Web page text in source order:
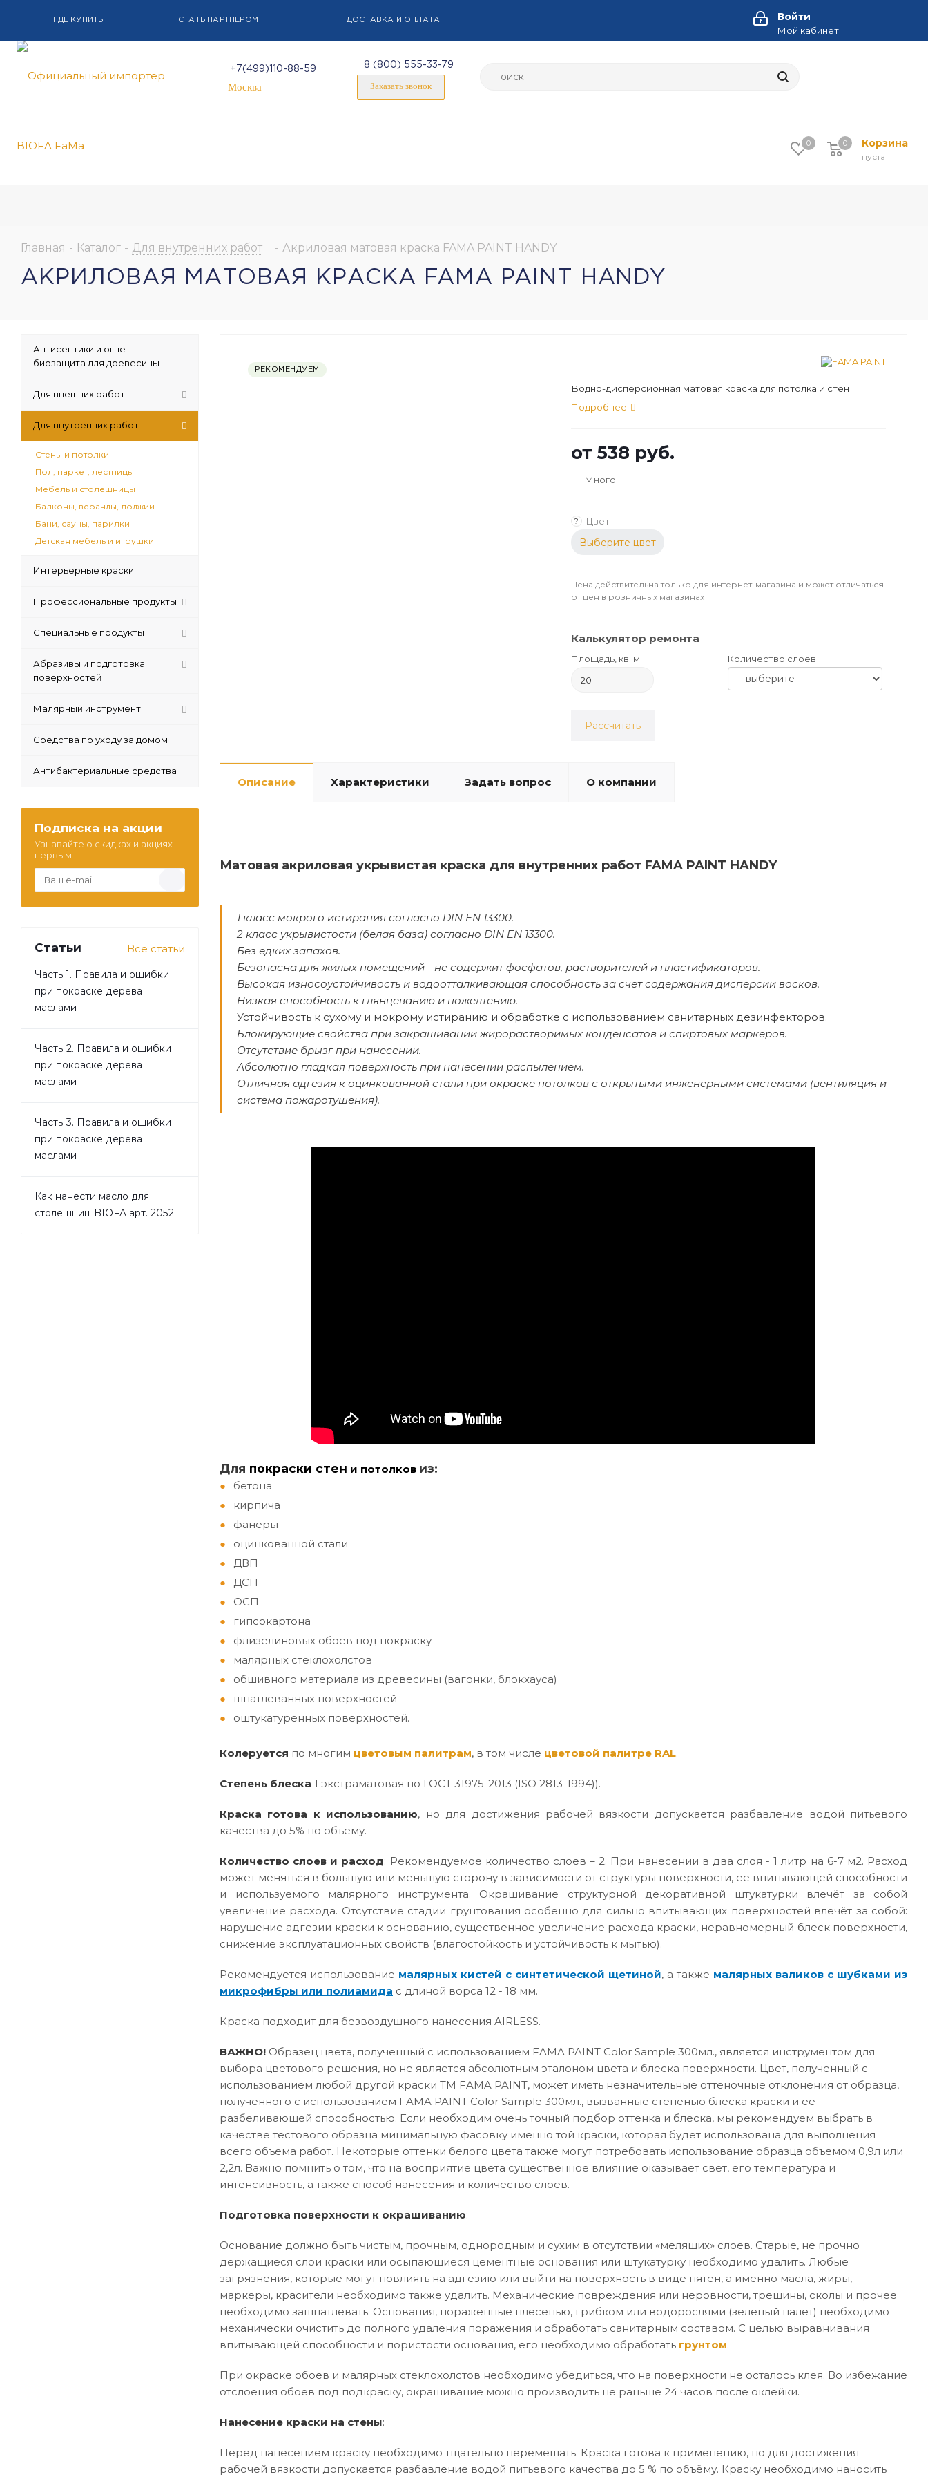
ГДЕ КУПИТЬ СТАТЬ ПАРТНЕРОМ ДОСТАВКА И ОПЛАТА Войти
Мой кабинет
+7(499)110-88-59
Москва
8 (800) 555-33-79
Заказать звонок
0 Корзина
пуста
0
Главная - Каталог - Для внутренних работ - Акриловая матовая краска FAMA PAINT HANDY
АКРИЛОВАЯ МАТОВАЯ КРАСКА FAMA PAINT HANDY
РЕКОМЕНДУЕМ
Водно-дисперсионная матовая краска для потолка и стен
Подробнее
от 538 руб.
Много
? Цвет
Выберите цвет
Цена действительна только для интернет-магазина и может отличаться
от цен в розничных магазинах
Калькулятор ремонта
Площадь, кв. м Количество слоев
Рассчитать
Описание Характеристики Задать вопрос О компании
Матовая акриловая укрывистая краска для внутренних работ FAMA PAINT HANDY
1 класс мокрого истирания согласно DIN EN 13300.
2 класс укрывистости (белая база) согласно DIN EN 13300.
Без едких запахов.
Безопасна для жилых помещений - не содержит фосфатов, растворителей и пластификаторов.
Высокая износоустойчивость и водоотталкивающая способность за счет содержания дисперсии восков.
Низкая способность к глянцеванию и пожелтению.
Устойчивость к сухому и мокрому истиранию и обработке с использованием санитарных дезинфекторов.
Блокирующие свойства при закрашивании жирорастворимых конденсатов и спиртовых маркеров.
Отсутствие брызг при нанесении.
Абсолютно гладкая поверхность при нанесении распылением.
Отличная адгезия к оцинкованной стали при окраске потолков с открытыми инженерными системами (вентиляция и
система пожаротушения).
Для покраски стен и потолков из:
бетона
кирпича
фанеры
оцинкованной стали
ДВП
ДСП
ОСП
гипсокартона
флизелиновых обоев под покраску
малярных стеклохолстов
обшивного материала из древесины (вагонки, блокхауса)
шпатлёванных поверхностей
оштукатуренных поверхностей.
Колеруется по многим цветовым палитрам, в том числе цветовой палитре RAL.
Степень блеска 1 экстраматовая по ГОСТ 31975-2013 (ISO 2813-1994)).
Краска готова к использованию, но для достижения рабочей вязкости допускается разбавление водой питьевого
качества до 5% по объему.
Количество слоев и расход: Рекомендуемое количество слоев – 2. При нанесении в два слоя - 1 литр на 6-7 м2. Расход
может меняться в большую или меньшую сторону в зависимости от структуры поверхности, её впитывающей способности
и используемого малярного инструмента. Окрашивание структурной декоративной штукатурки влечёт за собой
увеличение расхода. Отсутствие стадии грунтования особенно для сильно впитывающих поверхностей влечёт за собой:
нарушение адгезии краски к основанию, существенное увеличение расхода краски, неравномерный блеск поверхности,
снижение эксплуатационных свойств (влагостойкость и устойчивость к мытью).
Рекомендуется использование малярных кистей с синтетической щетиной, а также малярных валиков с шубками из
микрофибры или полиамида с длиной ворса 12 - 18 мм.
Краска подходит для безвоздушного нанесения AIRLESS.
ВАЖНО! Образец цвета, полученный с использованием FAMA PAINT Color Sample 300мл., является инструментом для
выбора цветового решения, но не является абсолютным эталоном цвета и блеска поверхности. Цвет, полученный с
использованием любой другой краски ТМ FAMA PAINT, может иметь незначительные оттеночные отклонения от образца,
полученного с использованием FAMA PAINT Color Sample 300мл., вызванные степенью блеска краски и её
разбеливающей способностью. Если необходим очень точный подбор оттенка и блеска, мы рекомендуем выбрать в
качестве тестового образца минимальную фасовку именно той краски, которая будет использована для выполнения
всего объема работ. Некоторые оттенки белого цвета также могут потребовать использование образца объемом 0,9л или
2,2л. Важно помнить о том, что на восприятие цвета существенное влияние оказывает свет, его температура и
интенсивность, а также способ нанесения и количество слоев.
Подготовка поверхности к окрашиванию:
Основание должно быть чистым, прочным, однородным и сухим в отсутствии «мелящих» слоев. Старые, не прочно
держащиеся слои краски или осыпающиеся цементные основания или штукатурку необходимо удалить. Любые
загрязнения, которые могут повлиять на адгезию или выйти на поверхность в виде пятен, а именно масла, жиры,
маркеры, красители необходимо также удалить. Механические повреждения или неровности, трещины, сколы и прочее
необходимо зашпатлевать. Основания, поражённые плесенью, грибком или водорослями (зелёный налёт) необходимо
механически очистить до полного удаления поражения и обработать санитарным составом. С целью выравнивания
впитывающей способности и пористости основания, его необходимо обработать грунтом.
При окраске обоев и малярных стеклохолстов необходимо убедиться, что на поверхности не осталось клея. Во избежание
отслоения обоев под подкраску, окрашивание можно производить не раньше 24 часов после оклейки.
Нанесение краски на стены:
Перед нанесением краску необходимо тщательно перемешать. Краска готова к применению, но для достижения
рабочей вязкости допускается разбавление водой питьевого качества до 5 % по объёму. Краску необходимо наносить
Антисептики и огне-
биозащита для древесины
Для внешних работ
Для внутренних работ
Стены и потолки
Пол, паркет, лестницы
Мебель и столешницы
Балконы, веранды, лоджии
Бани, сауны, парилки
Детская мебель и игрушки
Интерьерные краски
Профессиональные продукты
Специальные продукты
Абразивы и подготовка
поверхностей
Малярный инструмент
Средства по уходу за домом
Антибактериальные средства
Подписка на акции
Узнавайте о скидках и акциях
первым
Статьи Все статьи
Часть 1. Правила и ошибки
при покраске дерева
маслами
Часть 2. Правила и ошибки
при покраске дерева
маслами
Часть 3. Правила и ошибки
при покраске дерева
маслами
Как нанести масло для
столешниц BIOFA арт. 2052